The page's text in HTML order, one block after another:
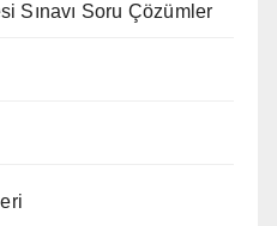
Sınavı Soru Çözümler